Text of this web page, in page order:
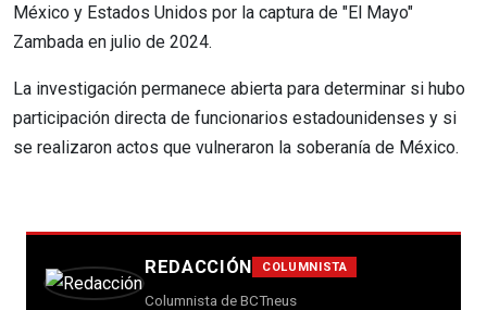
México y Estados Unidos por la captura de "El Mayo"
Zambada en julio de 2024.
La investigación permanece abierta para determinar si hubo
participación directa de funcionarios estadounidenses y si
se realizaron actos que vulneraron la soberanía de México.
REDACCIÓN COLUMNISTA
Columnista de BCTneus